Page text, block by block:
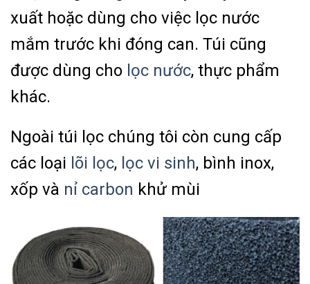
xuất hoặc dùng cho việc lọc nước
mắm trước khi đóng can. Túi cũng
được dùng cho lọc nước, thực phẩm
khác.
Ngoài túi lọc chúng tôi còn cung cấp
các loại lõi lọc, lọc vi sinh, bình inox,
xốp và nỉ carbon khử mùi